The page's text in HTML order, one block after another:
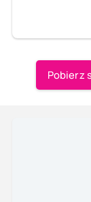
Pobierz